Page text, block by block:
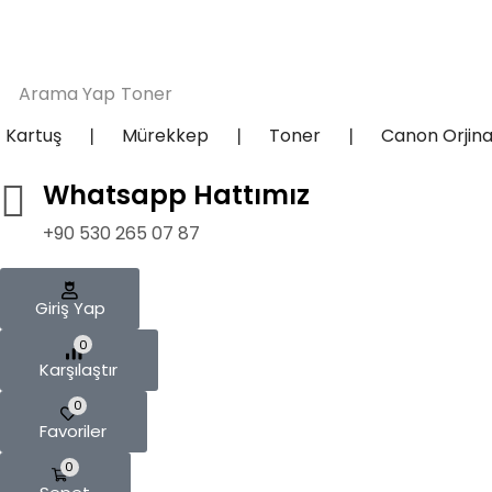
Arama Yap Toner
Kartuş
❘ Mürekkep ❘ Toner ❘ Canon
Whatsapp Hattımız
+90 530 265 07 87
Giriş Yap
0
Karşılaştır
0
Favoriler
0